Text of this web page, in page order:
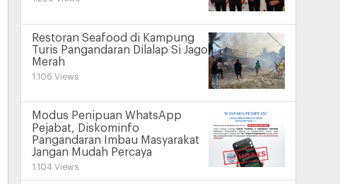
Restoran Seafood di Kampung
Turis Pangandaran Dilalap Si Jago
Merah
1.106 Views
Modus Penipuan WhatsApp
Pejabat, Diskominfo
Pangandaran Imbau Masyarakat
Jangan Mudah Percaya
1.104 Views